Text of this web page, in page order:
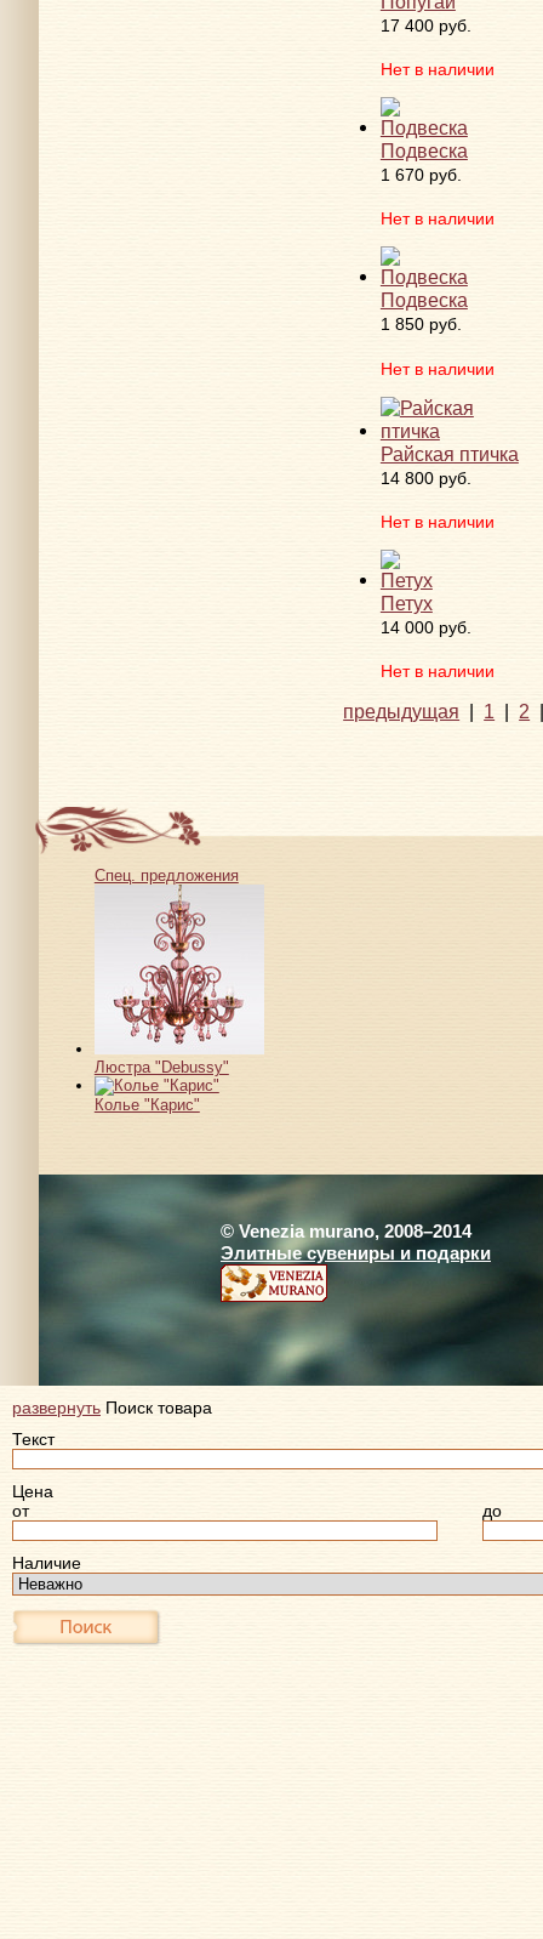
17 400 руб.
Нет в наличии
Подвеска
1 670 руб.
Нет в наличии
Подвеска
1 850 руб.
Нет в наличии
Райская птичка
14 800 руб.
Нет в наличии
Петух
14 000 руб.
Нет в наличии
предыдущая | 1 | 2
Спец. предложения
Люстра "Debussy"
Колье "Карис"
© Venezia murano, 2008–2014
Элитные сувениры и подарки
развернуть Поиск товара
Текст
Цена
от
до
Наличие